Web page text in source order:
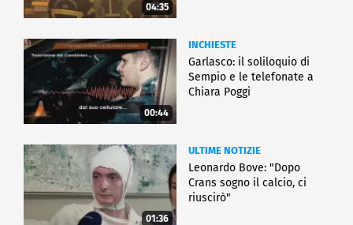
04:35
00:44
INCHIESTE
Garlasco: il soliloquio di
Sempio e le telefonate a
Chiara Poggi
01:36
ULTIME NOTIZIE
Leonardo Bove: "Dopo
Crans sogno il calcio, ci
riuscirò"